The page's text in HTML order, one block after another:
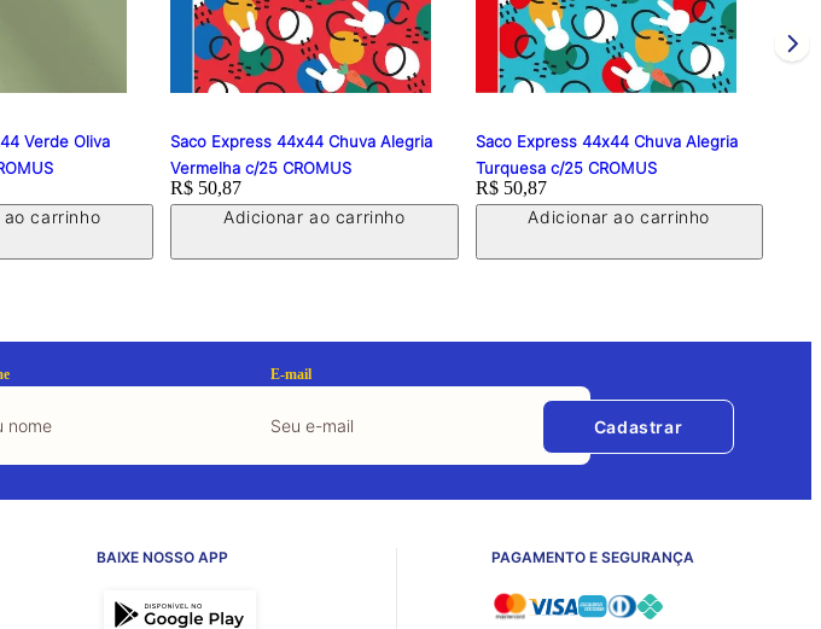
Verde Oliva
carrinho
Saco Express 44x44 Chuva Alegria
Vermelha c/25 CROMUS
Price:
R$ 50,87
Adicionar ao carrinho
Saco Express 44x44 Chuva Alegria
Turquesa c/25 CROMUS
Price:
R$ 50,87
Adicionar ao carrinho
E-mail
Cadastrar
BAIXE NOSSO APP PAGAMENTO E SEGURANÇA